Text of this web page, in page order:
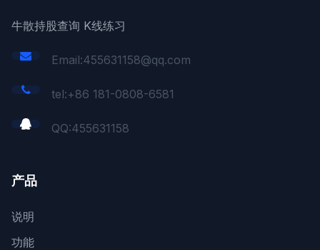
牛散持股查询 K线练习
Email:455631158@qq.com
tel:+86 181-0808-6581
QQ:455631158
产品
说明
功能